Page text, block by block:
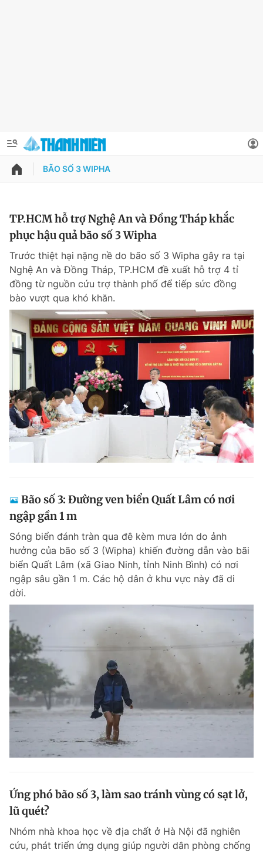
QUẢNG CÁO
Chuyên mục khác
Chào ngày mới
Tin thị trường Tin 360
Video Magazine
Sản phẩm khác
Tiện ích Bạn cần biết
Đọc Thanh Niên trên điện thoại
Theo dõi báo trên
Hotline
0906 645 777 0908 780 404
Đặt báo Quảng cáo RSS Tòa soạn
Tổng biên tập: Nguyễn Ngọc Toàn
Phó tổng biên tập thường trực: Hải Thành
Giấy phép xuất bản số 110/GP - BTTTT cấp ngày 24.3.2020
© 2003-2026 Bản quyền thuộc về Báo Thanh Niên. Cấm sao chép
Phát triển bởi ePi Technologies, JSC.
Thông tin tài khoản
Đổi mật khẩu
Tin đã lưu
Tin đã xem
Đăng xuất
BÃO SỐ 3 WIPHA
TP.HCM hỗ trợ Nghệ An và Đồng Tháp khắc
phục hậu quả bão số 3 Wipha
Trước thiệt hại nặng nề do bão số 3 Wipha gây ra tại
Nghệ An và Đồng Tháp, TP.HCM đề xuất hỗ trợ 4 tỉ
đồng từ nguồn cứu trợ thành phố để tiếp sức đồng
bào vượt qua khó khăn.
Bão số 3: Đường ven biển Quất Lâm có nơi
ngập gần 1 m
Sóng biển đánh tràn qua đê kèm mưa lớn do ảnh
hưởng của bão số 3 (Wipha) khiến đường dẫn vào bãi
biển Quất Lâm (xã Giao Ninh, tỉnh Ninh Bình) có nơi
ngập sâu gần 1 m. Các hộ dân ở khu vực này đã di
dời.
Ứng phó bão số 3, làm sao tránh vùng có sạt lở,
lũ quét?
Nhóm nhà khoa học về địa chất ở Hà Nội đã nghiên
cứu, phát triển ứng dụng giúp người dân phòng chống